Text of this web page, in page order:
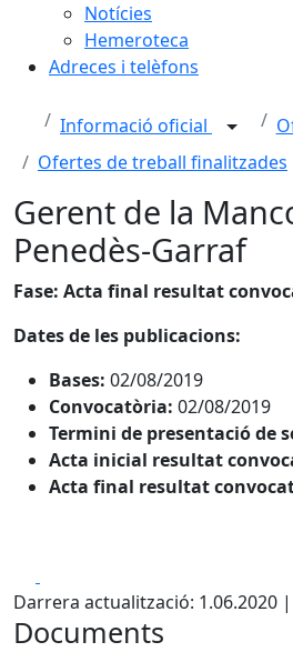
Notícies
Hemeroteca
Adreces i telèfons
Informació oficial
Ofertes de treball finalitzades
Gerent de la
Penedès-Garraf
Fase: Acta final resultat
Dates de les publicacions:
Bases: 02/08/2019
Convocatòria: 02/08/2019
Termini de presentació de
Acta inicial resultat
Acta final resultat
Darrera actualització: 1.06.2020
Documents